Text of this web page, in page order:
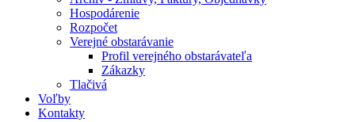
Hospodárenie
Rozpočet
Verejné obstarávanie
Profil verejného obstarávateľa
Zákazky
Tlačivá
Voľby
Kontakty